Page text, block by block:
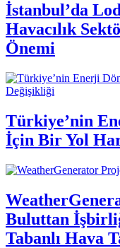
İstanbul’da
Havacılık
Önemi
Değişikliği
Türkiye’nin
İçin Bir Yol
Buluttan
Tabanlı Hava